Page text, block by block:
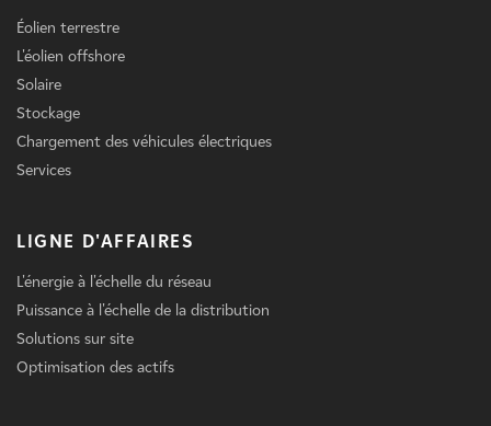
Éolien terrestre
L'éolien offshore
Solaire
Stockage
Chargement des véhicules électriques
Services
LIGNE D'AFFAIRES
L'énergie à l'échelle du réseau
Puissance à l'échelle de la distribution
Solutions sur site
Optimisation des actifs